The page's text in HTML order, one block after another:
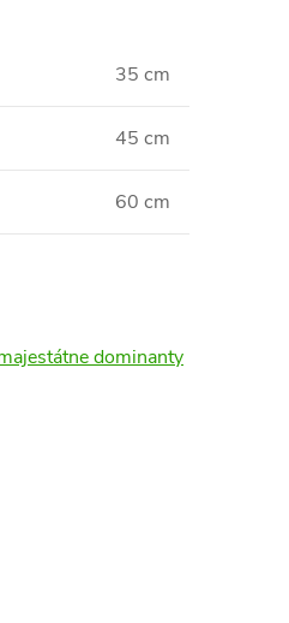
35 cm
45 cm
60 cm
dominanty